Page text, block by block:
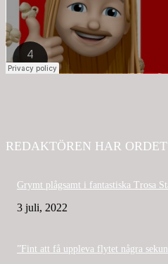
REDAKTÖREN HAR ORDET
Grymt plågsamt i fantastiska Trosa
3 juli, 2022
”Fint att få uppleva flytet några